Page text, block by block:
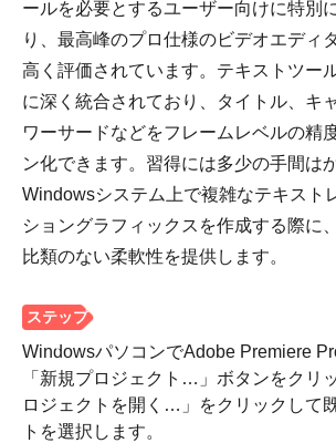
ールを必要とするユーザー向けに特別
り、最高峰のプロ仕様のビデオエディ
高く評価されています。テキストツー
に深く統合されており、タイトル、キ
ワーサードなどをフレームレベルの精
ン化できます。習得には多少の手間は
Windowsシステム上で複雑なテキスト
ショングラフィックスを作成する際に
比類のない柔軟性を提供します。
WindowsパソコンでAdobe Premiere
「新規プロジェクト…」ボタンをクリ
ロジェクトを開く…」をクリックして
トを選択します。